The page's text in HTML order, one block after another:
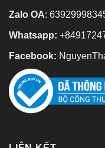
Zalo OA:
Whatsapp:
Facebook: